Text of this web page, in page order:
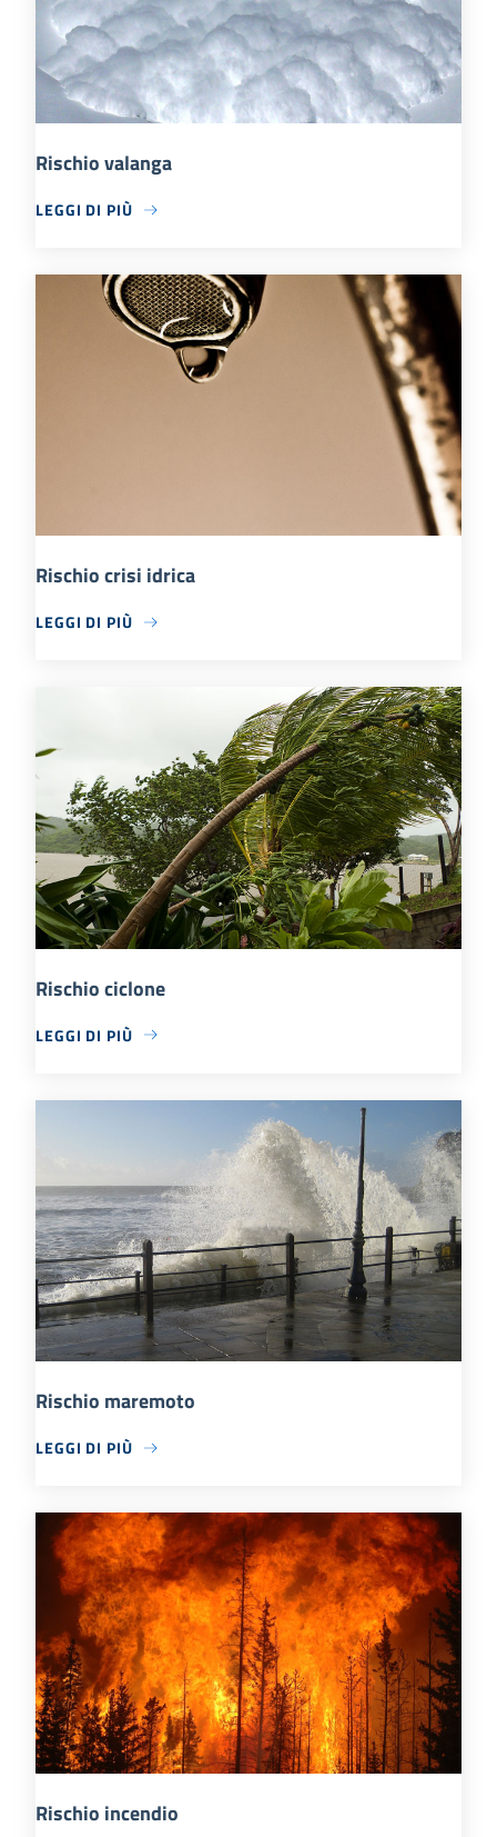
Rischio valanga
LEGGI DI PIÙ
Rischio crisi idrica
LEGGI DI PIÙ
Rischio ciclone
LEGGI DI PIÙ
Rischio maremoto
LEGGI DI PIÙ
Rischio incendio